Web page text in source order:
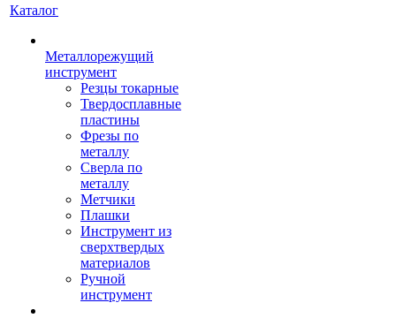
Каталог
Металлорежущий
инструмент
Резцы токарные
Твердосплавные
пластины
Фрезы по
металлу
Сверла по
металлу
Метчики
Плашки
Инструмент из
сверхтвердых
материалов
Ручной
инструмент